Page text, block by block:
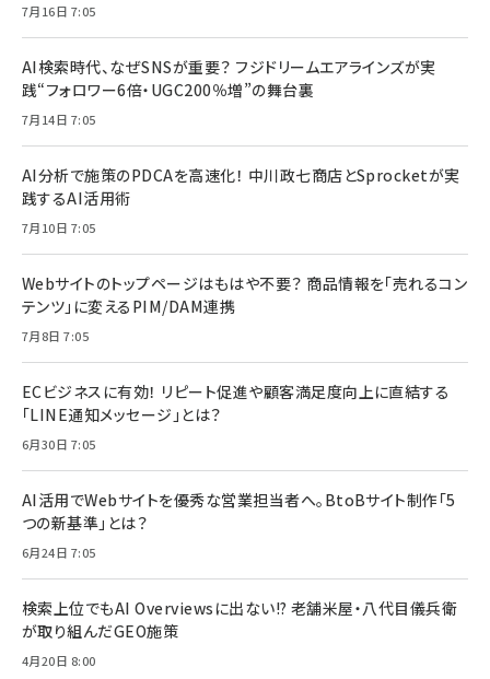
7月16日 7:05
AI検索時代、なぜSNSが重要？ フジドリームエアラインズが実
践“フォロワー6倍・UGC200％増”の舞台裏
7月14日 7:05
AI分析で施策のPDCAを高速化！ 中川政七商店とSprocketが実
践するAI活用術
7月10日 7:05
Webサイトのトップページはもはや不要？ 商品情報を「売れるコン
テンツ」に変えるPIM/DAM連携
7月8日 7:05
ECビジネスに有効！ リピート促進や顧客満足度向上に直結する
「LINE通知メッセージ」とは？
6月30日 7:05
AI活用でWebサイトを優秀な営業担当者へ。BtoBサイト制作「5
つの新基準」とは？
6月24日 7:05
検索上位でもAI Overviewsに出ない!? 老舗米屋・八代目儀兵衛
が取り組んだGEO施策
4月20日 8:00